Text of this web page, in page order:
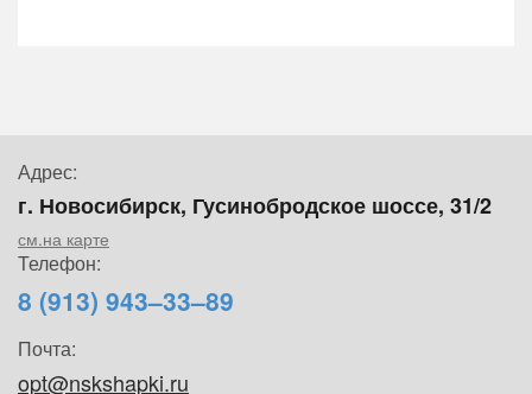
Адрес:
г. Новосибирск, Гусинобродское шоссе, 31/2
см.на карте
Телефон:
8 (913) 943–33–89
Почта:
opt@nskshapki.ru